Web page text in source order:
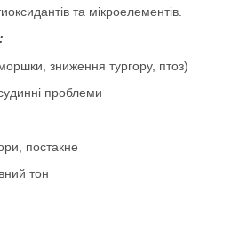
та мікроелементів.
зниження тургору, птоз)
проблеми
постакне
тон